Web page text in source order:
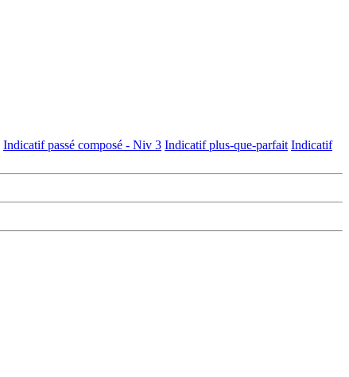
Indicatif passé composé - Niv 3 Indicatif plus-que-parfait Indicatif